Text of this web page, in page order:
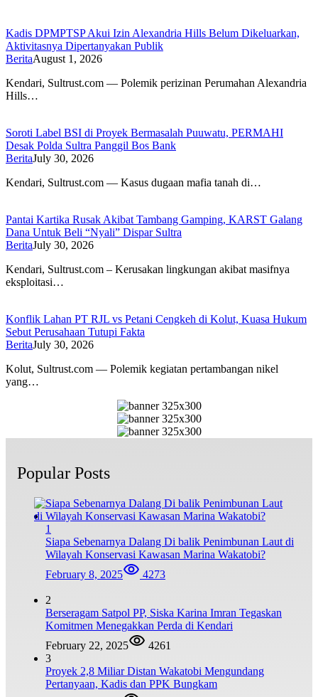
Kadis DPMPTSP Akui Izin Alexandria Hills Belum Dikeluarkan,
Aktivitasnya Dipertanyakan Publik
BeritaAugust 1, 2026
Kendari, Sultrust.com — Polemik perizinan Perumahan Alexandria
Hills…
Soroti Label BSI di Proyek Bermasalah Puuwatu, PERMAHI
Desak Polda Sultra Panggil Bos Bank
BeritaJuly 30, 2026
Kendari, Sultrust.com — Kasus dugaan mafia tanah di…
Pantai Kartika Rusak Akibat Tambang Gamping, KARST Galang
Dana Untuk Beli “Nyali” Dispar Sultra
BeritaJuly 30, 2026
Kendari, Sultrust.com – Kerusakan lingkungan akibat masifnya
eksploitasi…
Konflik Lahan PT RJL vs Petani Cengkeh di Kolut, Kuasa Hukum
Sebut Perusahaan Tutupi Fakta
BeritaJuly 30, 2026
Kolut, Sultrust.com — Polemik kegiatan pertambangan nikel
yang…
Popular Posts
1
Siapa Sebenarnya Dalang Di balik Penimbunan Laut di
Wilayah Konservasi Kawasan Marina Wakatobi?
February 8, 2025
4273
2
Berseragam Satpol PP, Siska Karina Imran Tegaskan
Komitmen Menegakkan Perda di Kendari
February 22, 2025
4261
3
Proyek 2,8 Miliar Distan Wakatobi Mengundang
Pertanyaan, Kadis dan PPK Bungkam